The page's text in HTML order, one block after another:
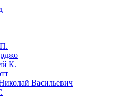
К.
Васильевич